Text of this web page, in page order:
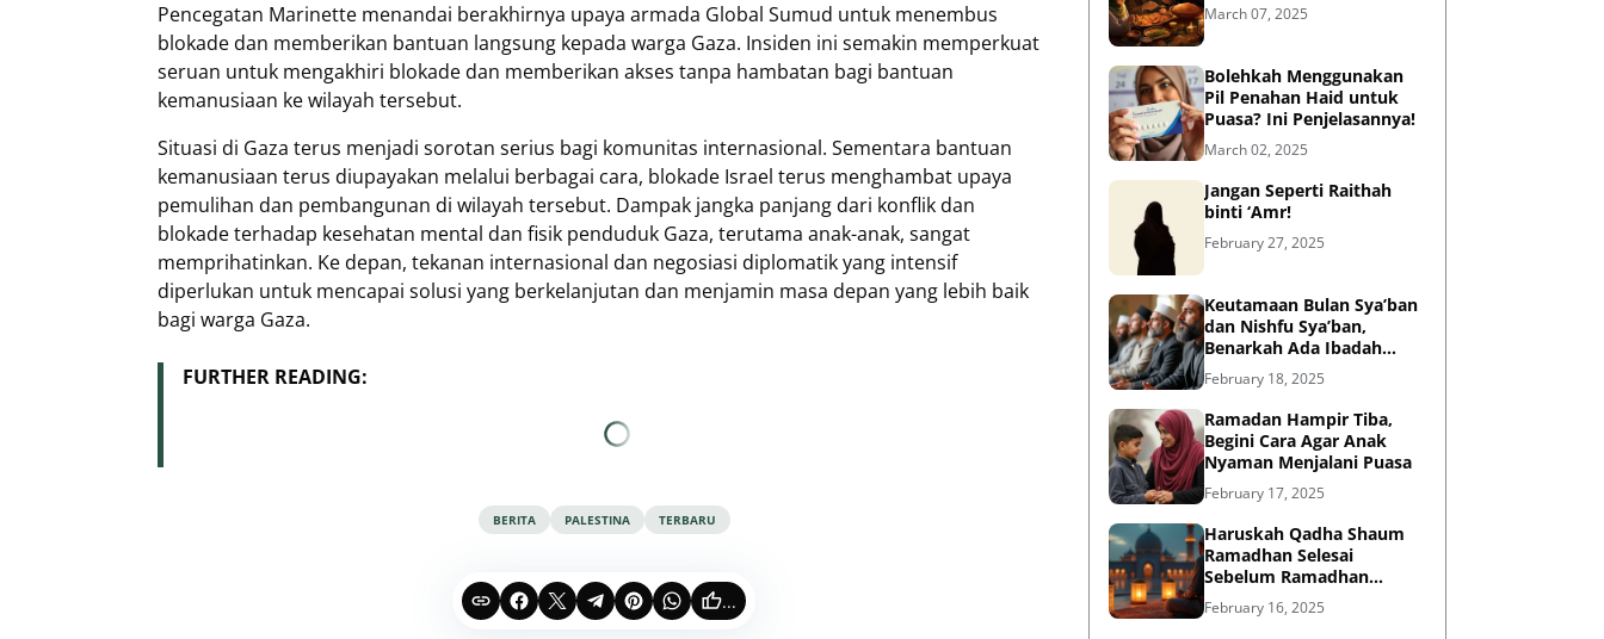
Pencegatan Marinette menandai berakhirnya upaya armada Global Sumud untuk menembus
blokade dan memberikan bantuan langsung kepada warga Gaza. Insiden ini semakin memperkuat
seruan untuk mengakhiri blokade dan memberikan akses tanpa hambatan bagi bantuan
kemanusiaan ke wilayah tersebut.
Situasi di Gaza terus menjadi sorotan serius bagi komunitas internasional. Sementara bantuan
kemanusiaan terus diupayakan melalui berbagai cara, blokade Israel terus menghambat upaya
pemulihan dan pembangunan di wilayah tersebut. Dampak jangka panjang dari konflik dan
blokade terhadap kesehatan mental dan fisik penduduk Gaza, terutama anak-anak, sangat
memprihatinkan. Ke depan, tekanan internasional dan negosiasi diplomatik yang intensif
diperlukan untuk mencapai solusi yang berkelanjutan dan menjamin masa depan yang lebih baik
bagi warga Gaza.
FURTHER READING:
BERITA PALESTINA TERBARU
...
March 07, 2025
Bolehkah Menggunakan
Pil Penahan Haid untuk
Puasa? Ini Penjelasannya!
March 02, 2025
Jangan Seperti Raithah
binti ‘Amr!
February 27, 2025
Keutamaan Bulan Sya’ban
dan Nishfu Sya’ban,
Benarkah Ada Ibadah
Khusus?
February 18, 2025
Ramadan Hampir Tiba,
Begini Cara Agar Anak
Nyaman Menjalani Puasa
February 17, 2025
Haruskah Qadha Shaum
Ramadhan Selesai
Sebelum Ramadhan
Berikutnya?
February 16, 2025